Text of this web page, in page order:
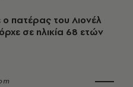
πατέρας του Λιονέλ
σε ηλικία 68 ετών